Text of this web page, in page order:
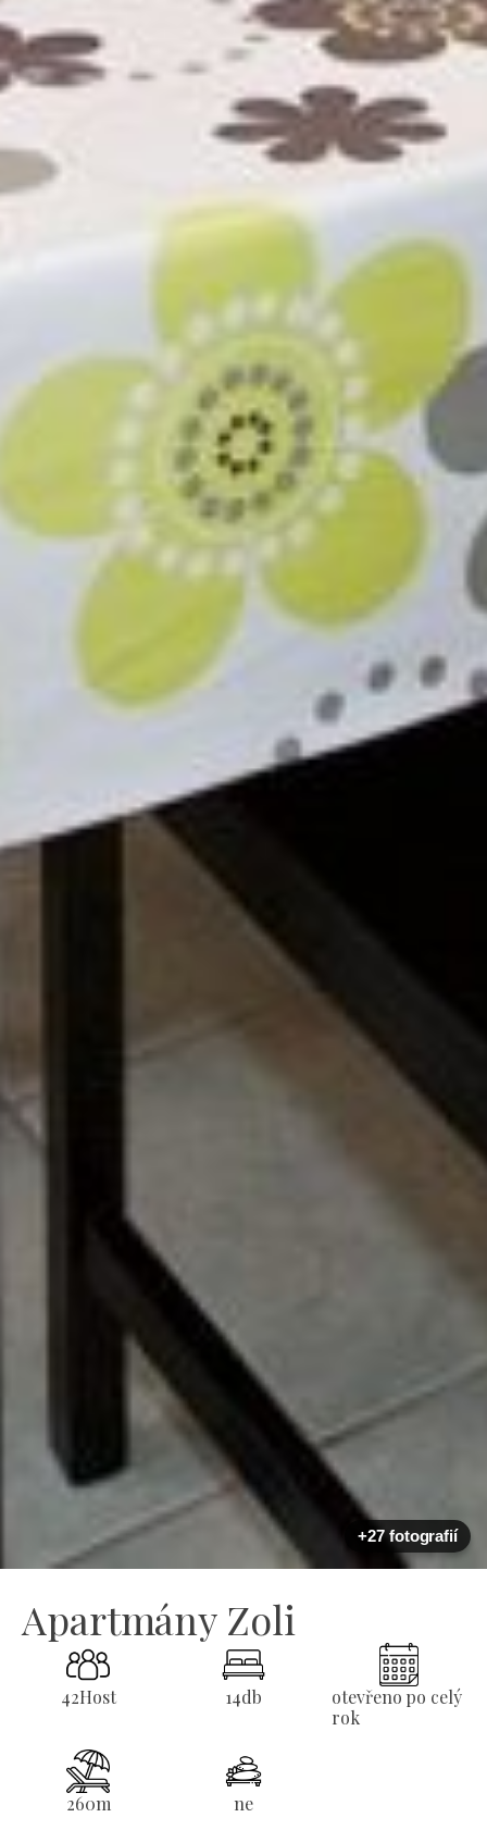
+27 fotografií
Apartmány Zoli
42Host 14db
otevřeno po celý
rok
260m
ne